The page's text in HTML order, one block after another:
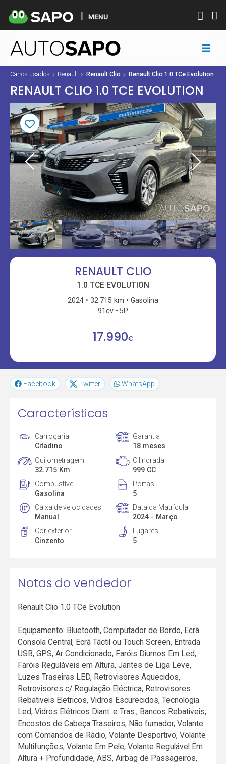
MENU
Carros usados Renault Renault Clio Renault Clio 1.0 TCe Evolution
RENAULT CLIO 1.0 TCE EVOLUTION
RENAULT CLIO
1.0 TCE EVOLUTION
2024 32.715 km
Gasolina
91cv
5P
17.990€
Facebook Twitter WhatsApp
Características
Carroçaria
Citadino
Garantia
18 meses
Quilometragem
32.715 Km
Cilindrada
999 CC
Combustível
Gasolina
Portas
5
Caixa de velocidades
Manual
Data da Matrícula
2024 - Março
Cor exterior
Cinzento
Lugares
5
Notas do vendedor
Renault Clio 1.0 TCe Evolution
Equipamento: Bluetooth, Computador de Bordo, Ecrã
Consola Central, Ecrã Táctil ou Touch Screen, Entrada
USB, GPS, Ar Condicionado, Faróis Diurnos Em Led,
Faróis Reguláveis em Altura, Jantes de Liga Leve,
Luzes Traseiras LED, Retrovisores Aquecidos,
Retrovisores c/ Regulação Eléctrica, Retrovisores
Rebativeis Eletricos, Vidros Escurecidos, Tecnologia
Led, Vidros Elétricos Diant. e Tras., Bancos Rebativeis,
Encostos de Cabeça Traseiros, Não fumador, Volante
com Comandos de Rádio, Volante Desportivo, Volante
Multifunções, Volante Em Pele, Volante Regulável Em
Altura + Profundidade, ABS, Airbag de Passageiros,